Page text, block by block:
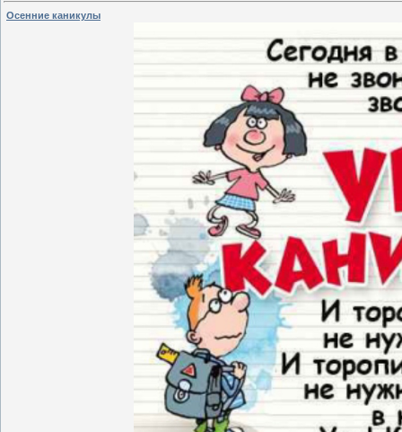
Осенние каникулы